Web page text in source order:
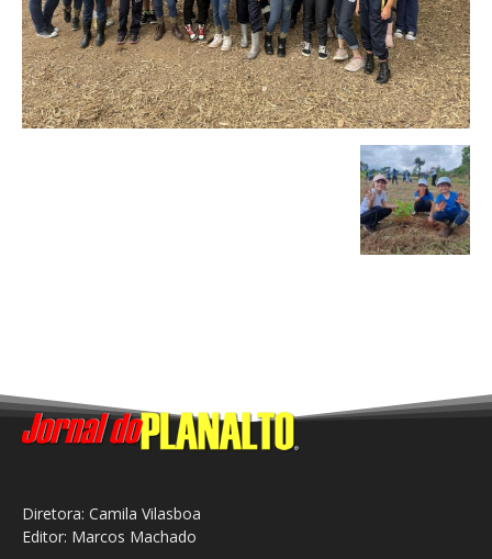
Diretora: Camila Vilasboa
Editor: Marcos Machado